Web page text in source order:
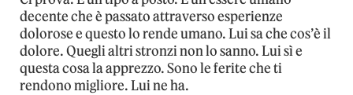
decente che è passato attraverso esperienze
dolorose e questo lo rende umano. Lui sa che cos’è il
dolore. Quegli altri stronzi non lo sanno. Lui sì e
questa cosa la apprezzo. Sono le ferite che ti
rendono migliore. Lui ne ha.